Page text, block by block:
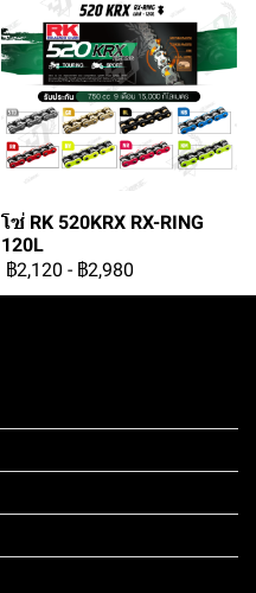
โซ่ RK 520KRX RX-RING
120L
฿2,120 - ฿2,980